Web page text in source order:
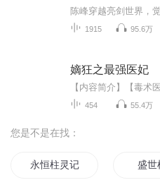
1915 95.6万
嫡狂之最强医妃
454 55.4万
您是不是在找：
永恒柱灵记 盛世